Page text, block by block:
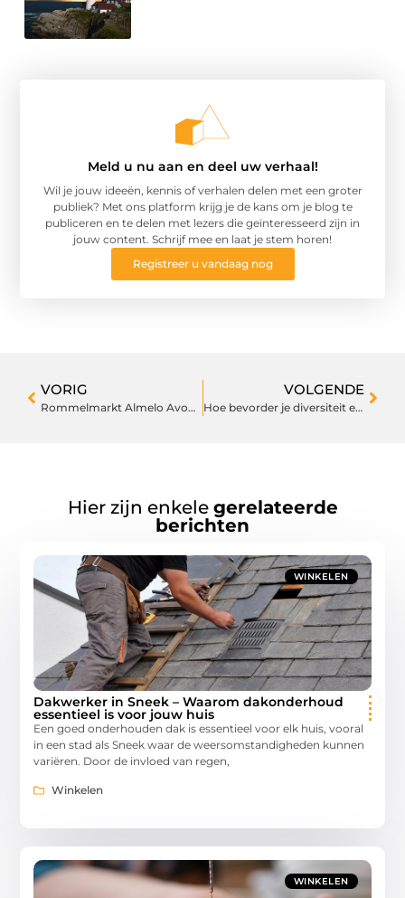
Meld u nu aan en deel uw verhaal!
Wil je jouw ideeën, kennis of verhalen delen met een groter
publiek? Met ons platform krijg je de kans om je blog te
publiceren en te delen met lezers die geïnteresseerd zijn in
jouw content. Schrijf mee en laat je stem horen!
Registreer u vandaag nog
VORIG
Rommelmarkt Almelo Avonturen Ontdekken
VOLGENDE
Hoe bevorder je diversiteit en inclusiviteit in de duikwereld?
Hier zijn enkele gerelateerde
berichten
WINKELEN
Dakwerker in Sneek – Waarom dakonderhoud
essentieel is voor jouw huis
Een goed onderhouden dak is essentieel voor elk huis, vooral
in een stad als Sneek waar de weersomstandigheden kunnen
variëren. Door de invloed van regen,
Winkelen
WINKELEN